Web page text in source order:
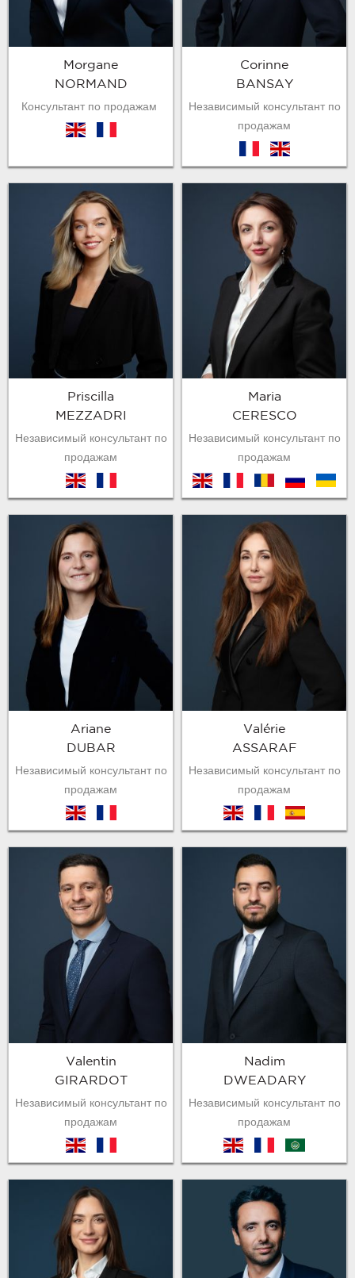
Morgane
NORMAND
Консультант по продажам
en
Corinne
BANSAY
Независимый консультант по
продажам
en
Priscilla
MEZZADRI
Независимый консультант по
продажам
en
Maria
CERESCO
Независимый консультант по
продажам
en ru ukr
Ariane
DUBAR
Независимый консультант по
продажам
en
Valérie
ASSARAF
Независимый консультант по
продажам
en es
Valentin
GIRARDOT
Независимый консультант по
продажам
en
Nadim
DWEADARY
Независимый консультант по
продажам
en arb